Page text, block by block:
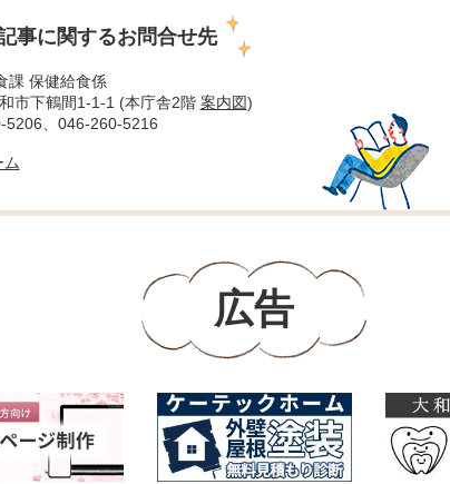
事に関するお問合せ先
課 保健給食係
市下鶴間1-1-1 (本庁舎2階 案内図)
5206、046-260-5216
広告